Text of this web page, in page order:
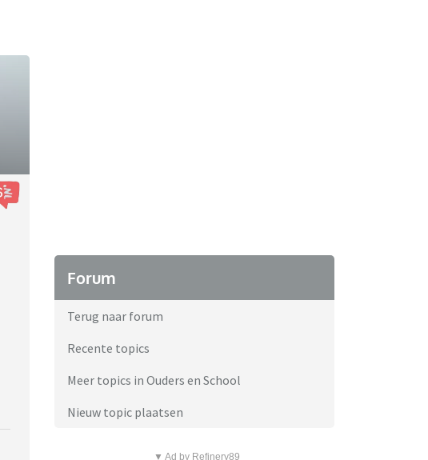
Forum
Terug naar forum
Recente topics
Meer topics in Ouders en School
Nieuw topic plaatsen
▼ Ad by Refinery89